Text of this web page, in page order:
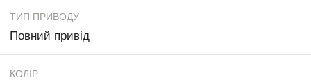
ТИП ПРИВОДУ
Повний привід
КОЛІР